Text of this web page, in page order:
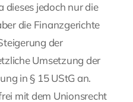
dieses jedoch nur die
die Finanzgerichte
der
Umsetzung der
in § 15 UStG an.
mit dem Unionsrecht